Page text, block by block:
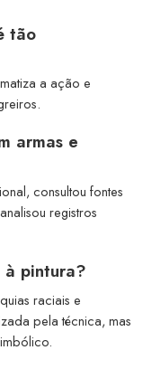
tão
a ação e
armas e
consultou fontes
registros
pintura?
raciais e
pela técnica, mas